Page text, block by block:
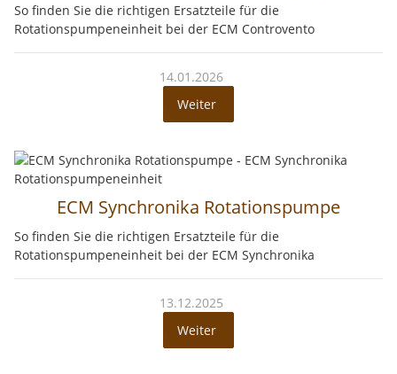
So finden Sie die richtigen Ersatzteile für die
Rotationspumpeneinheit bei der ECM Controvento
14.01.2026
Weiter
ECM Synchronika Rotationspumpe
So finden Sie die richtigen Ersatzteile für die
Rotationspumpeneinheit bei der ECM Synchronika
13.12.2025
Weiter